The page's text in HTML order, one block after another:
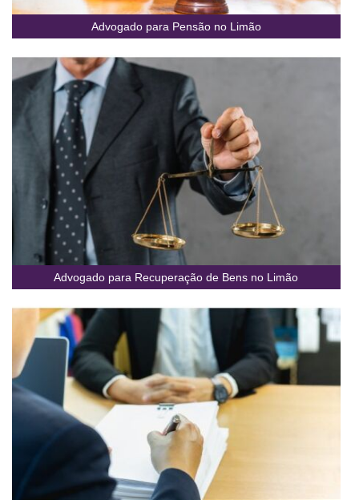
Advogado para Pensão no Limão
Advogado para Recuperação de Bens no Limão